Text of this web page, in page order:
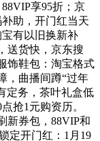
享95折；京
助，开门红当天
有以旧换新补
送货快，京东搜
饰鞋包：淘宝格式
，曲播间蹲“过年
定务，茶叶礼盒低
抢1元购资历。
新券包，88VIP和
定开门红：1月19